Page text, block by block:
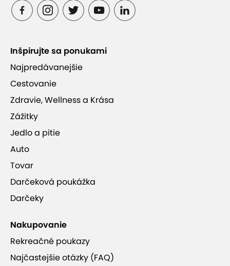
Inšpirujte sa ponukami
Najpredávanejšie
Cestovanie
Zdravie, Wellness a Krása
Zážitky
Jedlo a pitie
Auto
Tovar
Darčeková poukážka
Darčeky
Nakupovanie
Rekreačné poukazy
Najčastejšie otázky (FAQ)